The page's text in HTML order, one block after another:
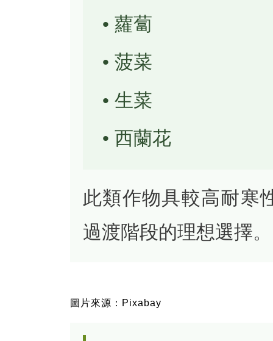
• 蘿蔔
• 菠菜
• 生菜
• 西蘭花
此類作物具較高耐寒
過渡階段的理想選擇。
圖片來源：Pixabay